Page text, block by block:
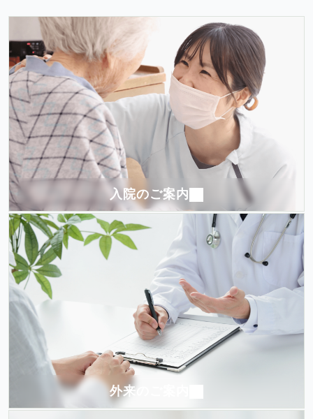
入院のご案内
外来のご案内